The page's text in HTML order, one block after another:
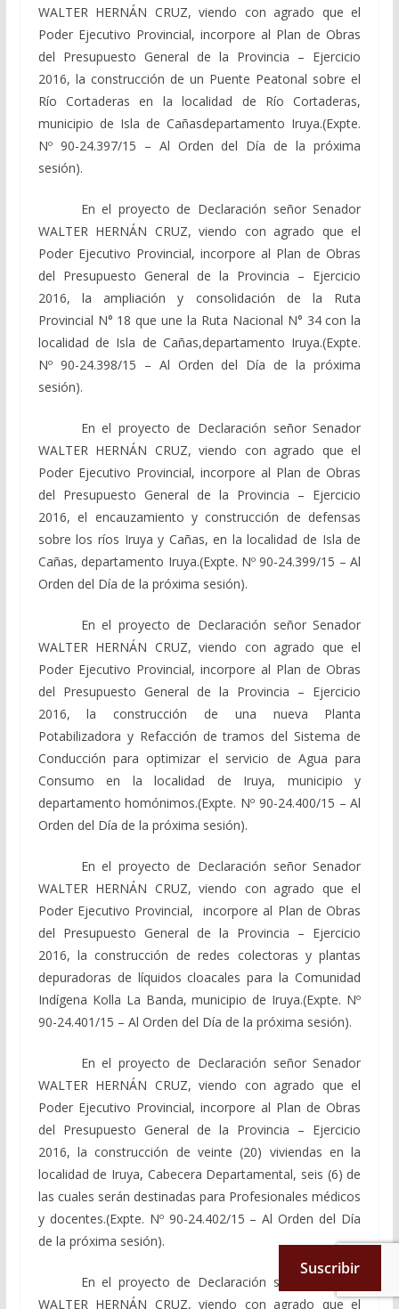
WALTER HERNÁN CRUZ, viendo con agrado que el
Poder Ejecutivo Provincial, incorpore al Plan de Obras
del Presupuesto General de la Provincia – Ejercicio
2016, la construcción de un Puente Peatonal sobre el
Río Cortaderas en la localidad de Río Cortaderas,
municipio de Isla de Cañasdepartamento Iruya.(Expte.
Nº 90-24.397/15 – Al Orden del Día de la próxima
sesión).
En el proyecto de Declaración señor Senador
WALTER HERNÁN CRUZ, viendo con agrado que el
Poder Ejecutivo Provincial, incorpore al Plan de Obras
del Presupuesto General de la Provincia – Ejercicio
2016, la ampliación y consolidación de la Ruta
Provincial N° 18 que une la Ruta Nacional N° 34 con la
localidad de Isla de Cañas,departamento Iruya.(Expte.
Nº 90-24.398/15 – Al Orden del Día de la próxima
sesión).
En el proyecto de Declaración señor Senador
WALTER HERNÁN CRUZ, viendo con agrado que el
Poder Ejecutivo Provincial, incorpore al Plan de Obras
del Presupuesto General de la Provincia – Ejercicio
2016, el encauzamiento y construcción de defensas
sobre los ríos Iruya y Cañas, en la localidad de Isla de
Cañas, departamento Iruya.(Expte. Nº 90-24.399/15 – Al
Orden del Día de la próxima sesión).
En el proyecto de Declaración señor Senador
WALTER HERNÁN CRUZ, viendo con agrado que el
Poder Ejecutivo Provincial, incorpore al Plan de Obras
del Presupuesto General de la Provincia – Ejercicio
2016, la construcción de una nueva Planta
Potabilizadora y Refacción de tramos del Sistema de
Conducción para optimizar el servicio de Agua para
Consumo en la localidad de Iruya, municipio y
departamento homónimos.(Expte. Nº 90-24.400/15 – Al
Orden del Día de la próxima sesión).
En el proyecto de Declaración señor Senador
WALTER HERNÁN CRUZ, viendo con agrado que el
Poder Ejecutivo Provincial, incorpore al Plan de Obras
del Presupuesto General de la Provincia – Ejercicio
2016, la construcción de redes colectoras y plantas
depuradoras de líquidos cloacales para la Comunidad
Indígena Kolla La Banda, municipio de Iruya.(Expte. Nº
90-24.401/15 – Al Orden del Día de la próxima sesión).
En el proyecto de Declaración señor Senador
WALTER HERNÁN CRUZ, viendo con agrado que el
Poder Ejecutivo Provincial, incorpore al Plan de Obras
del Presupuesto General de la Provincia – Ejercicio
2016, la construcción de veinte (20) viviendas en la
localidad de Iruya, Cabecera Departamental, seis (6) de
las cuales serán destinadas para Profesionales médicos
y docentes.(Expte. Nº 90-24.402/15 – Al Orden del Día
de la próxima sesión).
En el proyecto de Declaración señor Senador
WALTER HERNÁN CRUZ, viendo con agrado que el
Suscribir